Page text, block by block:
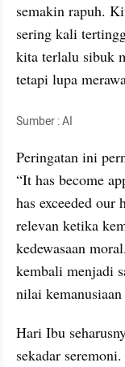
semakin rapuh.
sering kali
kita terlalu sibuk
tetapi lupa
Sumber : AI
Peringatan ini
“It has become
has exceeded our
relevan ketika
kedewasaan
kembali menjadi
nilai
Hari Ibu
sekadar